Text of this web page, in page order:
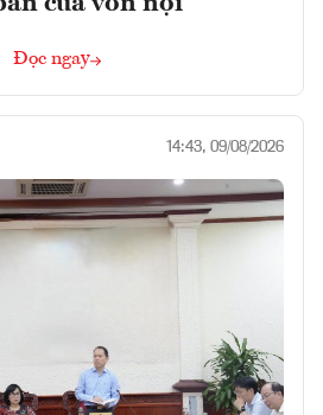
Đọc ngay
14:43, 09/08/2026